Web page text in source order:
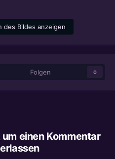
des Bildes anzeigen
Folgen 0
einen Kommentar